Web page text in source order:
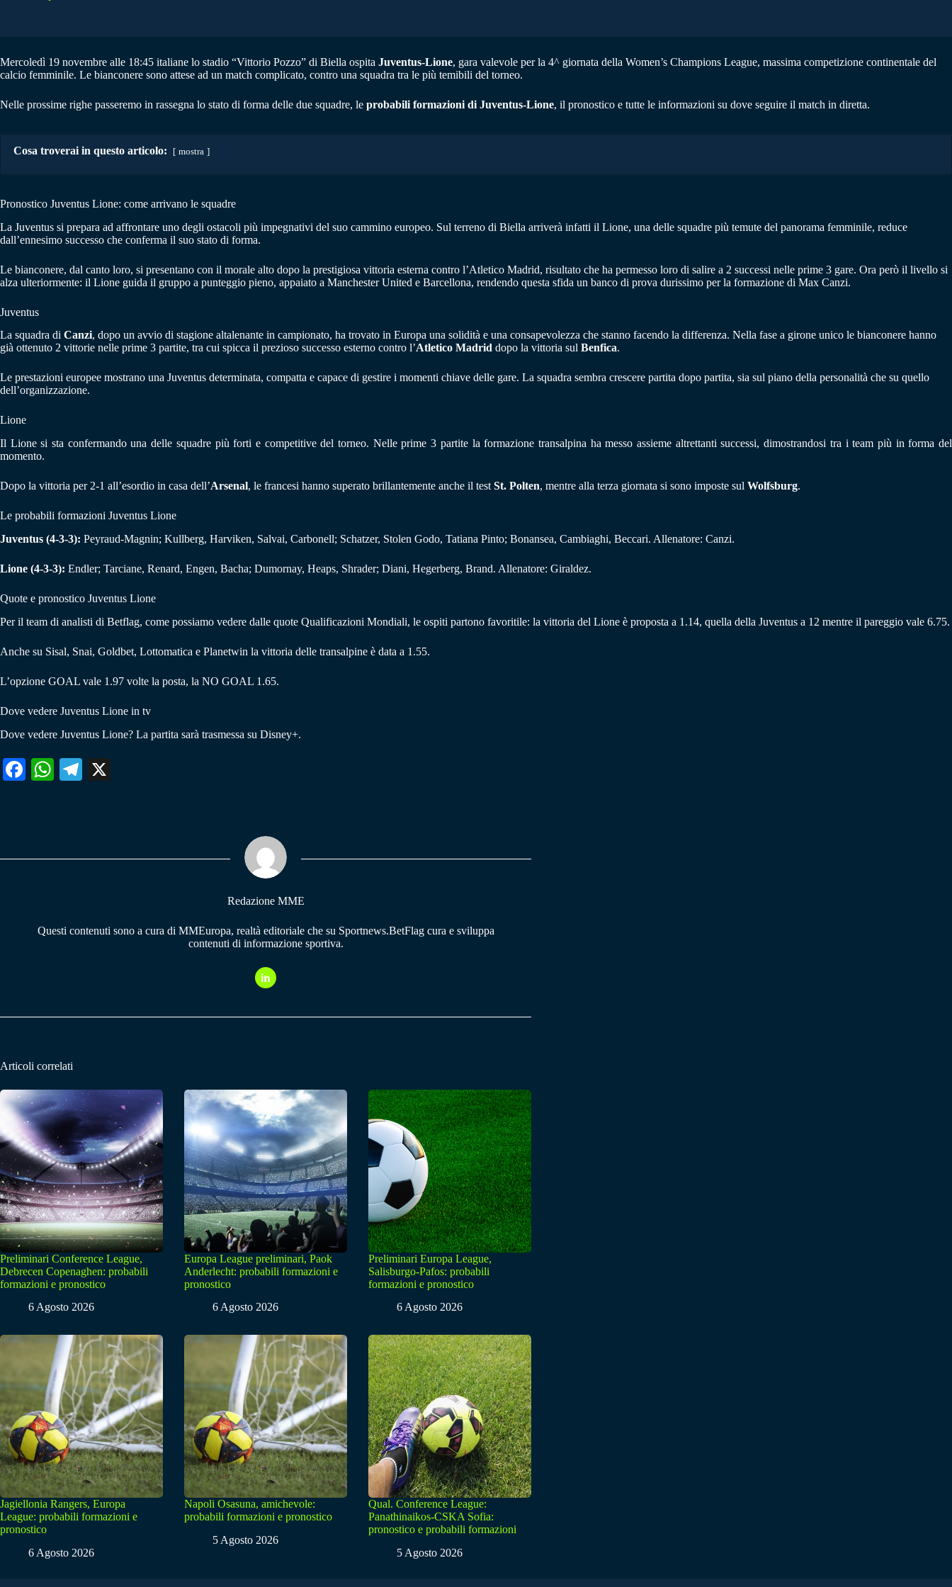
Mercoledì 19 novembre alle 18:45 italiane lo stadio “Vittorio Pozzo” di Biella ospita Juventus-Lione, gara valevole per la 4^ giornata della Women’s Champions League, massima competizione continentale del
calcio femminile. Le bianconere sono attese ad un match complicato, contro una squadra tra le più temibili del torneo.
Nelle prossime righe passeremo in rassegna lo stato di forma delle due squadre, le probabili formazioni di Juventus-Lione, il pronostico e tutte le informazioni su dove seguire il match in diretta.
Cosa troverai in questo articolo: mostra
Pronostico Juventus Lione: come arrivano le squadre
La Juventus si prepara ad affrontare uno degli ostacoli più impegnativi del suo cammino europeo. Sul terreno di Biella arriverà infatti il Lione, una delle squadre più temute del panorama femminile, reduce
dall’ennesimo successo che conferma il suo stato di forma.
Le bianconere, dal canto loro, si presentano con il morale alto dopo la prestigiosa vittoria esterna contro l’Atletico Madrid, risultato che ha permesso loro di salire a 2 successi nelle prime 3 gare. Ora però il livello si
alza ulteriormente: il Lione guida il gruppo a punteggio pieno, appaiato a Manchester United e Barcellona, rendendo questa sfida un banco di prova durissimo per la formazione di Max Canzi.
Juventus
La squadra di Canzi, dopo un avvio di stagione altalenante in campionato, ha trovato in Europa una solidità e una consapevolezza che stanno facendo la differenza. Nella fase a girone unico le bianconere hanno
già ottenuto 2 vittorie nelle prime 3 partite, tra cui spicca il prezioso successo esterno contro l’Atletico Madrid dopo la vittoria sul Benfica.
Le prestazioni europee mostrano una Juventus determinata, compatta e capace di gestire i momenti chiave delle gare. La squadra sembra crescere partita dopo partita, sia sul piano della personalità che su quello
dell’organizzazione.
Lione
Il Lione si sta confermando una delle squadre più forti e competitive del torneo. Nelle prime 3 partite la formazione transalpina ha messo assieme altrettanti successi, dimostrandosi tra i team più in forma del
momento.
Dopo la vittoria per 2-1 all’esordio in casa dell’Arsenal, le francesi hanno superato brillantemente anche il test St. Polten, mentre alla terza giornata si sono imposte sul Wolfsburg.
Le probabili formazioni Juventus Lione
Juventus (4-3-3): Peyraud-Magnin; Kullberg, Harviken, Salvai, Carbonell; Schatzer, Stolen Godo, Tatiana Pinto; Bonansea, Cambiaghi, Beccari. Allenatore: Canzi.
Lione (4-3-3): Endler; Tarciane, Renard, Engen, Bacha; Dumornay, Heaps, Shrader; Diani, Hegerberg, Brand. Allenatore: Giraldez.
Quote e pronostico Juventus Lione
Per il team di analisti di Betflag, come possiamo vedere dalle quote Qualificazioni Mondiali, le ospiti partono favoritile: la vittoria del Lione è proposta a 1.14, quella della Juventus a 12 mentre il pareggio vale 6.75.
Anche su Sisal, Snai, Goldbet, Lottomatica e Planetwin la vittoria delle transalpine è data a 1.55.
L’opzione GOAL vale 1.97 volte la posta, la NO GOAL 1.65.
Dove vedere Juventus Lione in tv
Dove vedere Juventus Lione? La partita sarà trasmessa su Disney+.
Fa W
pp
Te
m
Redazione MME
Questi contenuti sono a cura di MMEuropa, realtà editoriale che su Sportnews.BetFlag cura e sviluppa
contenuti di informazione sportiva.
Articoli correlati
Preliminari Conference League,
Debrecen Copenaghen: probabili
formazioni e pronostico
6 Agosto 2026
Europa League preliminari, Paok
Anderlecht: probabili formazioni e
pronostico
6 Agosto 2026
Preliminari Europa League,
Salisburgo-Pafos: probabili
formazioni e pronostico
6 Agosto 2026
Jagiellonia Rangers, Europa
League: probabili formazioni e
pronostico
6 Agosto 2026
Napoli Osasuna, amichevole:
probabili formazioni e pronostico
5 Agosto 2026
Qual. Conference League:
Panathinaikos-CSKA Sofia:
pronostico e probabili formazioni
5 Agosto 2026